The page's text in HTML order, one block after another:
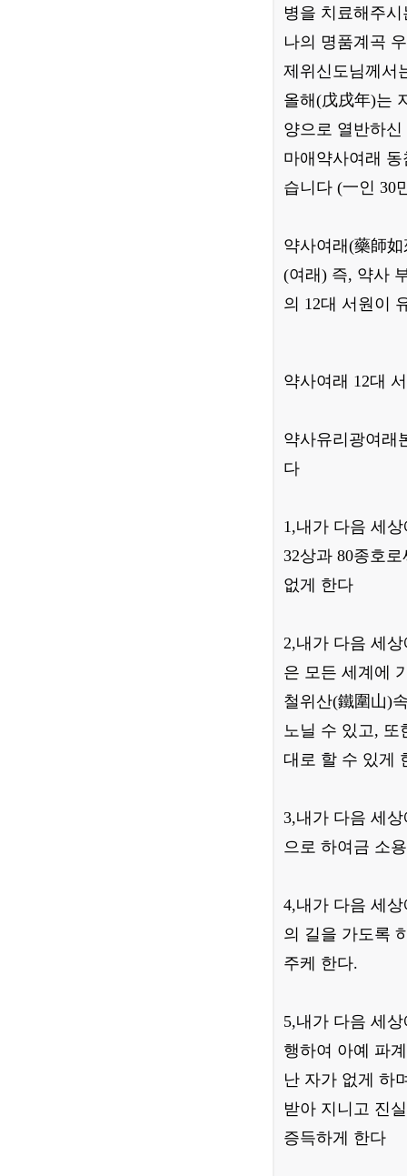
병을 치료해주
나의 명품계곡
제위신도님께서
올해(戊戌年)는
양으로 열반하
마애약사여래
습니다 (一인 30
약사여래(藥師
(여래) 즉, 약사
의 12대 서원이
약사여래 12대
약사유리광여래
다
1,내가 다음 세
32상과 80종호
없게 한다
2,내가 다음 세
은 모든 세계에
철위산(鐵圍山)
노닐 수 있고, 또
대로 할 수 있게
3,내가 다음 세
으로 하여금 소
4,내가 다음 세
의 길을 가도록
주케 한다.
5,내가 다음 세
행하여 아예 파
난 자가 없게 하
받아 지니고 진
증득하게 한다